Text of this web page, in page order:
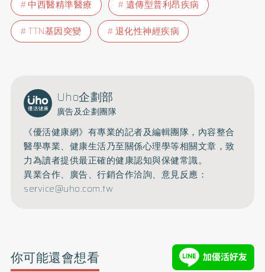
中西醫精準醫療
遺傳型普利昂疾病
TTN基因突變
退化性神經疾病
Uho企劃部
廣告及企劃團隊
《優活健康網》有專業的記者及編輯團隊，內容整合
醫學專業、健康生活乃至關係心理學等相關文章，致
力為讀者提供最正確的健康認知與保健常識。
異業合作、廣告、行銷合作洽詢、意見反應：
service@uho.com.tw
你可能還會想看